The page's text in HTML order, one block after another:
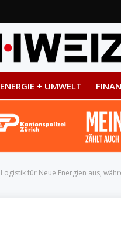
ENERGIE + UMWELT
für Neue Energien aus,